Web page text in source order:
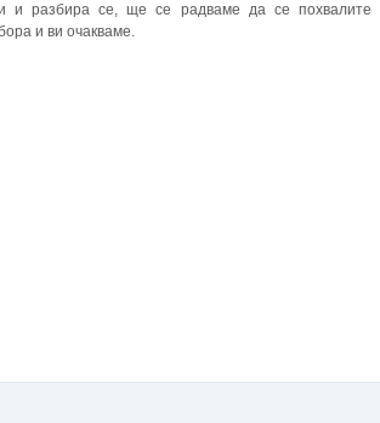
и разбира се, ще се радваме да се похвалите
и ви очакваме.